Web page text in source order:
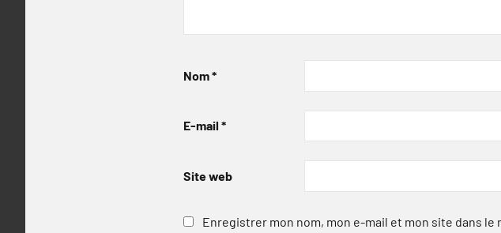
Nom*
E-mail *
Site web
Enregistrer mon nom, mon e-mail et mon site dans